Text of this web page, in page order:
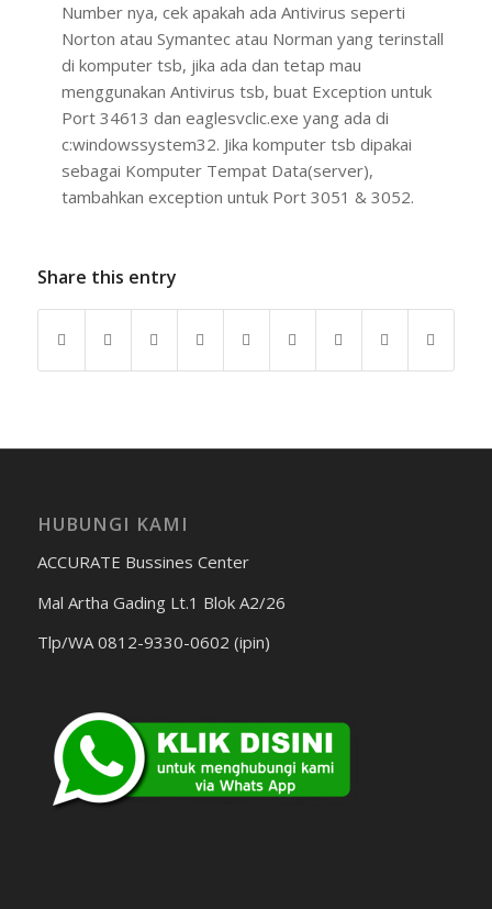
Number nya, cek apakah ada Antivirus seperti
Norton atau Symantec atau Norman yang terinstall
di komputer tsb, jika ada dan tetap mau
menggunakan Antivirus tsb, buat Exception untuk
Port 34613 dan eaglesvclic.exe yang ada di
c:windowssystem32. Jika komputer tsb dipakai
sebagai Komputer Tempat Data(server),
tambahkan exception untuk Port 3051 & 3052.
Share this entry
HUBUNGI KAMI
ACCURATE Bussines Center
Mal Artha Gading Lt.1 Blok A2/26
Tlp/WA 0812-9330-0602 (ipin)